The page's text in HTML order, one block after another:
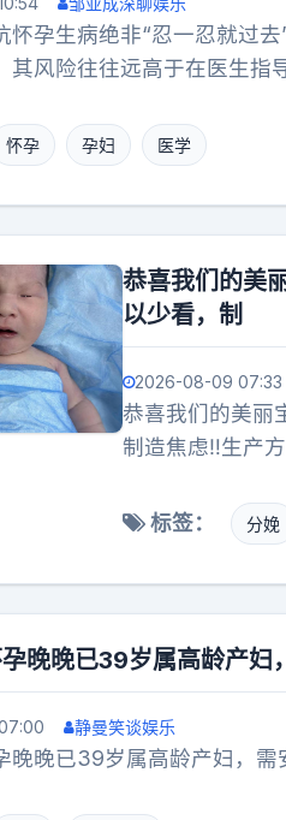
怀孕生病绝非“忍一忍就过
其风险往往远高于在医生指
怀孕 孕妇 医学
恭喜我们的美
以少看，制
2026-08-09 07:33
恭喜我们的美丽
制造焦虑‼️生产
标签： 分娩
晚晚已39岁属高龄产妇
静曼笑谈娱乐
晚晚已39岁属高龄产妇，